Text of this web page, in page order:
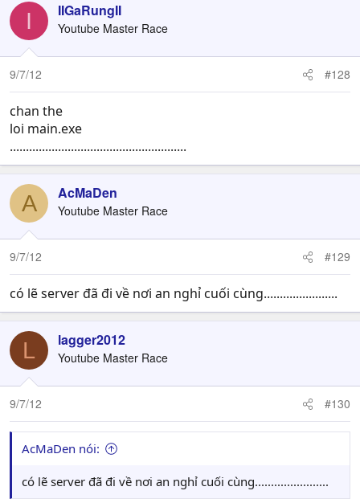
I IIGaRungII
Youtube Master Race
9/7/12 #128
chan the
loi main.exe
.......................................................
A AcMaDen
Youtube Master Race
9/7/12 #129
có lẽ server đã đi về nơi an nghỉ cuối cùng.......................
L lagger2012
Youtube Master Race
9/7/12 #130
AcMaDen nói:
có lẽ server đã đi về nơi an nghỉ cuối cùng.......................